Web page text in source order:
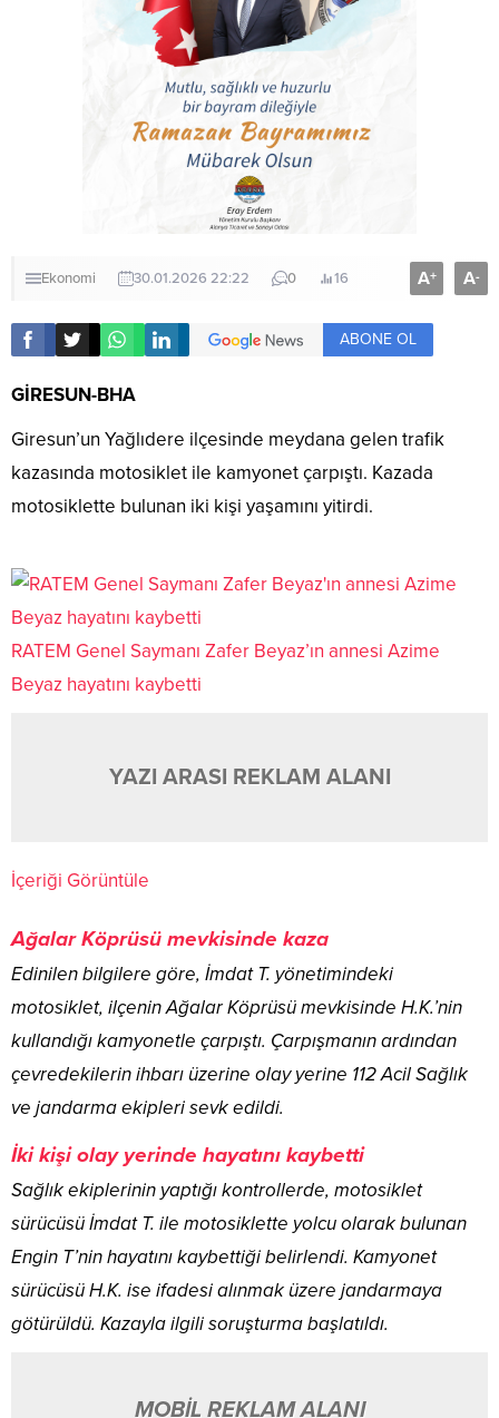
Ekonomi 30.01.2026 22:22 0 16 A+ A-
ABONE OL
GİRESUN-BHA
Giresun’un Yağlıdere ilçesinde meydana gelen trafik
kazasında motosiklet ile kamyonet çarpıştı. Kazada
motosiklette bulunan iki kişi yaşamını yitirdi.
RATEM Genel Saymanı Zafer Beyaz’ın annesi Azime
Beyaz hayatını kaybetti
YAZI ARASI REKLAM ALANI
İçeriği Görüntüle
Ağalar Köprüsü mevkisinde kaza
Edinilen bilgilere göre, İmdat T. yönetimindeki
motosiklet, ilçenin Ağalar Köprüsü mevkisinde H.K.’nin
kullandığı kamyonetle çarpıştı. Çarpışmanın ardından
çevredekilerin ihbarı üzerine olay yerine 112 Acil Sağlık
ve jandarma ekipleri sevk edildi.
İki kişi olay yerinde hayatını kaybetti
Sağlık ekiplerinin yaptığı kontrollerde, motosiklet
sürücüsü İmdat T. ile motosiklette yolcu olarak bulunan
Engin T’nin hayatını kaybettiği belirlendi. Kamyonet
sürücüsü H.K. ise ifadesi alınmak üzere jandarmaya
götürüldü. Kazayla ilgili soruşturma başlatıldı.
MOBİL REKLAM ALANI